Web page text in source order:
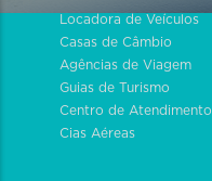
Locadora de Veículos
Casas de Câmbio
Agências de Viagem
Guias de Turismo
Centro de
Cias Aéreas